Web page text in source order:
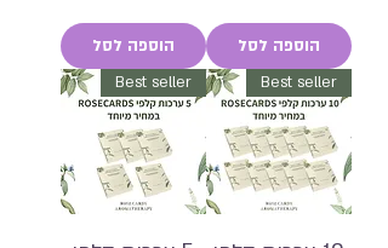
הוספה לסל הוספה לסל
Best seller
Best seller